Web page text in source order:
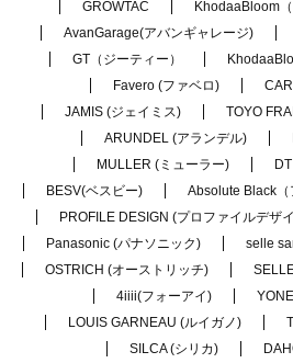
GROWTAC
KhodaaBloom（
AvanGarage(アバンギャレージ)
GT（ジーティー）
Favero (ファベロ)
JAMIS (ジェイミス)
TOYO
ARUNDEL (アランデル)
MULLER (ミューラー)
BESV(ベスビー)
Absolute Black（
PROFILE DESIGN (プロファイルデザ
Panasonic (パナソニック)
selle
OSTRICH (オーストリッチ)
4iiii(フォーアイ)
LOUIS GARNEAU (ルイガノ)
SILCA (シリカ)